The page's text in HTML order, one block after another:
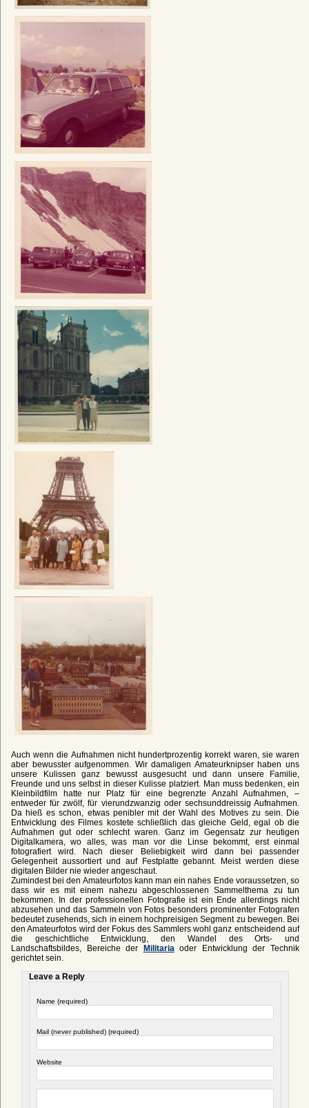
Auch wenn die Aufnahmen nicht hundertprozentig korrekt waren, sie waren
aber bewusster aufgenommen. Wir damaligen Amateurknipser haben uns
unsere Kulissen ganz bewusst ausgesucht und dann unsere Familie,
Freunde und uns selbst in dieser Kulisse platziert. Man muss bedenken, ein
Kleinbildfilm hatte nur Platz für eine begrenzte Anzahl Aufnahmen, –
entweder für zwölf, für vierundzwanzig oder sechsunddreissig Aufnahmen.
Da hieß es schon, etwas penibler mit der Wahl des Motives zu sein. Die
Entwicklung des Filmes kostete schließlich das gleiche Geld, egal ob die
Aufnahmen gut oder schlecht waren. Ganz im Gegensatz zur heutigen
Digitalkamera, wo alles, was man vor die Linse bekommt, erst einmal
fotografiert wird. Nach dieser Beliebigkeit wird dann bei passender
Gelegenheit aussortiert und auf Festplatte gebannt. Meist werden diese
digitalen Bilder nie wieder angeschaut.
Zumindest bei den Amateurfotos kann man ein nahes Ende voraussetzen, so
dass wir es mit einem nahezu abgeschlossenen Sammelthema zu tun
bekommen. In der professionellen Fotografie ist ein Ende allerdings nicht
abzusehen und das Sammeln von Fotos besonders prominenter Fotografen
bedeutet zusehends, sich in einem hochpreisigen Segment zu bewegen. Bei
den Amateurfotos wird der Fokus des Sammlers wohl ganz entscheidend auf
die geschichtliche Entwicklung, den Wandel des Orts- und
Landschaftsbildes, Bereiche der Militaria oder Entwicklung der Technik
gerichtet sein.
Leave a Reply
Name (required)
Mail (never published) (required)
Website